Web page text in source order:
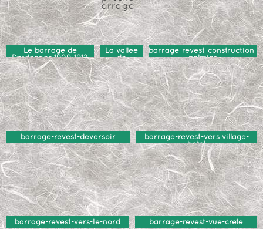
Le barrage de
Dardennes 1909-1912
La vallée
de
Dardennes
avant et
après le
barrage
barrage-revest-construction-
palmier
barrage-revest-deversoir
barrage-revest-vers village-
hotel
barrage-revest-vers-le-nord barrage-revest-vue-crete